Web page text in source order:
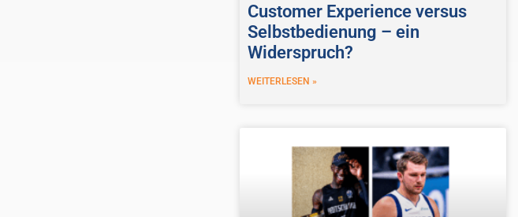
Customer Experience versus
Selbstbedienung – ein
Widerspruch?
WEITERLESEN »